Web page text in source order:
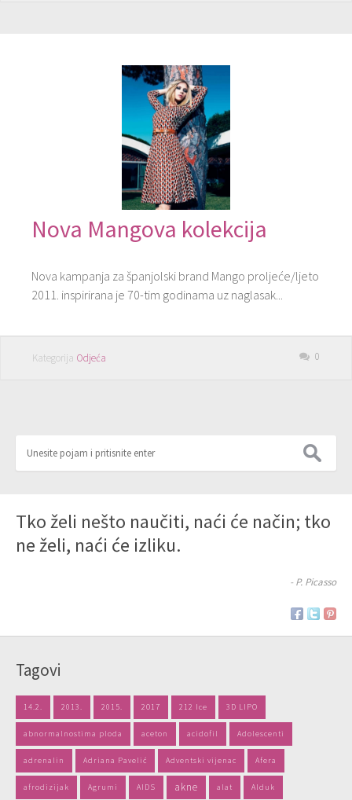
Nova Mangova kolekcija
Nova kampanja za španjolski brand Mango proljeće/ljeto
2011. inspirirana je 70-tim godinama uz naglasak...
Kategorija Odjeća 0
Tko želi nešto naučiti, naći će način; tko
ne želi, naći će izliku.
- P. Picasso
Tagovi
14.2. 2013. 2015. 2017 212 Ice 3D LIPO
abnormalnostima ploda aceton acidofil Adolescenti
adrenalin Adriana Pavelić Adventski vijenac Afera
afrodizijak Agrumi AIDS akne alat Alduk